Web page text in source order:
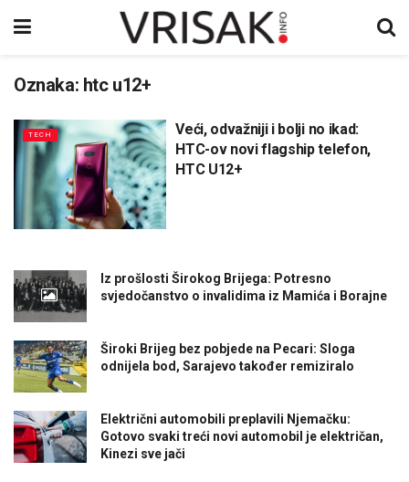
Oznaka: htc u12+
TECH
Veći, odvažniji i bolji no ikad:
HTC-ov novi flagship telefon,
HTC U12+
Iz prošlosti Širokog Brijega: Potresno
svjedočanstvo o invalidima iz Mamića i Borajne
Široki Brijeg bez pobjede na Pecari: Sloga
odnijela bod, Sarajevo također remiziralo
Električni automobili preplavili Njemačku:
Gotovo svaki treći novi automobil je električan,
Kinezi sve jači